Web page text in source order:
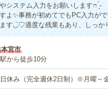
システム入力をお願いしますෆ
よ✨事務が初めてでもPC入力が
す◡̈♡適度な残業もあり、しっか
宮市
から徒歩10分
休み（完全週休2日制）※月曜～